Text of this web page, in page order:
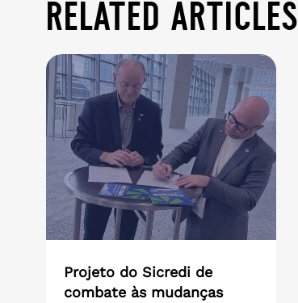
related articles
Projeto do Sicredi de
combate às mudanças